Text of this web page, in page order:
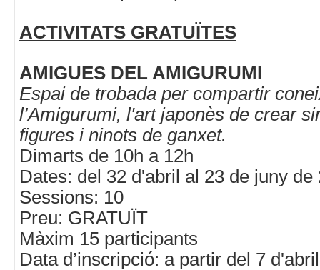
ACTIVITATS GRATUÏTES
AMIGUES DEL AMIGURUMI
Espai de trobada per compartir
l’Amigurumi, l'art japonès de crear
figures i ninots de ganxet.
Dimarts de 10h a 12h
Dates: del 32 d'abril al 23 de juny de
Sessions: 10
Preu: GRATUÏT
Màxim 15 participants
Data d’inscripció: a partir del 7